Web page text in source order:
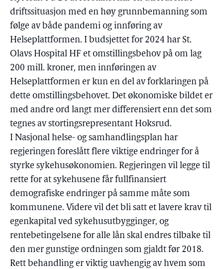
driftssituasjon med en høy grunnbemanning som
følge av både pandemi og innføring av
Helseplattformen. I budsjettet for 2024 har St.
Olavs Hospital HF et omstillingsbehov på om lag
200 mill. kroner, men innføringen av
Helseplattformen er kun en del av forklaringen på
dette omstillingsbehovet. Det økonomiske bildet er
med andre ord langt mer differensiert enn det som
tegnes av stortingsrepresentant Hoksrud.
I Nasjonal helse- og samhandlingsplan har
regjeringen foreslått flere viktige endringer for å
styrke sykehusøkonomien. Regjeringen vil legge til
rette for at sykehusene får fullfinansiert
demografiske endringer på samme måte som
kommunene. Videre vil det bli satt et lavere krav til
egenkapital ved sykehusutbygginger, og
rentebetingelsene for alle lån skal endres tilbake til
den mer gunstige ordningen som gjaldt før 2018.
Rett behandling er viktig uavhengig av hvem som